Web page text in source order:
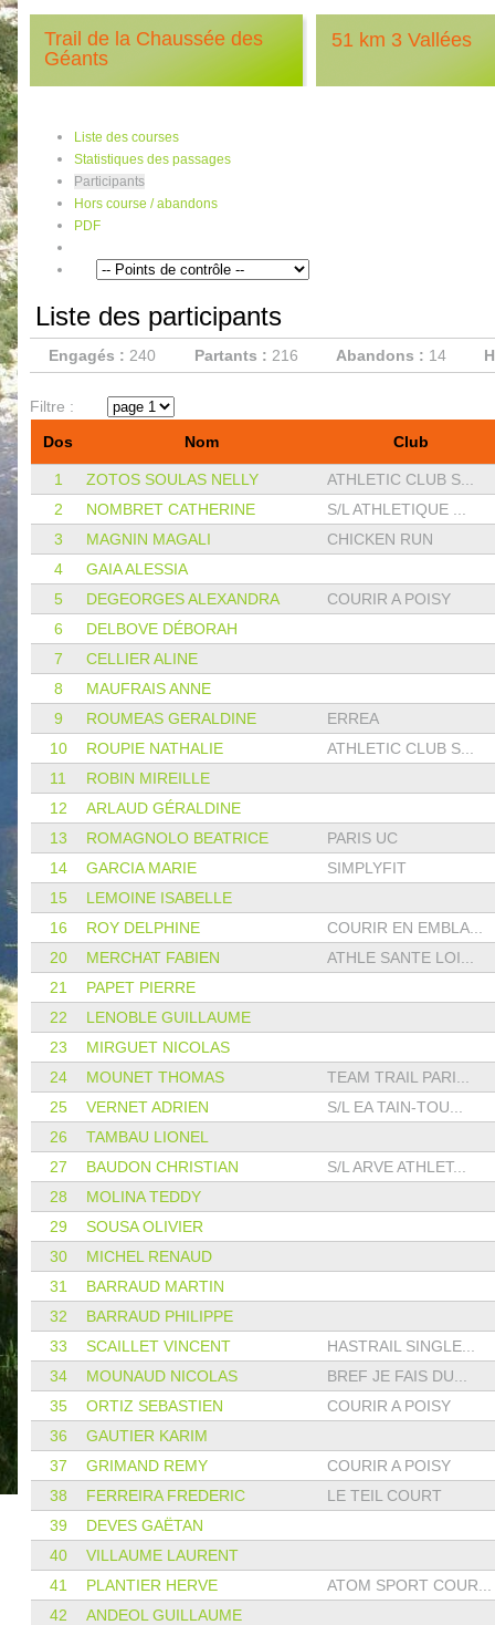
Trail de la Chaussée des
Géants
51 km 3 Vallées
Liste des courses
Statistiques des passages
Participants
Hors course / abandons
PDF
Liste des participants
Engagés : 240 Partants : 216 Abandons : 14
Filtre :
Dos
Nom Club
1 ZOTOS SOULAS NELLY
ATHLETIC CLUB S...
2
NOMBRET CATHERINE
S/L ATHLETIQUE ...
3
MAGNIN MAGALI
CHICKEN RUN
4
GAIA ALESSIA
5
DEGEORGES ALEXANDRA
COURIR A POISY
6
DELBOVE DÉBORAH
7
CELLIER ALINE
8
MAUFRAIS ANNE
9
ROUMEAS GERALDINE
ERREA
10
ROUPIE NATHALIE
ATHLETIC CLUB S...
11
ROBIN MIREILLE
12
ARLAUD GÉRALDINE
13
ROMAGNOLO BEATRICE
PARIS UC
14
GARCIA MARIE
SIMPLYFIT
15
LEMOINE ISABELLE
16
ROY DELPHINE
COURIR EN EMBLA...
20
MERCHAT FABIEN
ATHLE SANTE LOI...
21
PAPET PIERRE
22
LENOBLE GUILLAUME
23
MIRGUET NICOLAS
24
MOUNET THOMAS
TEAM TRAIL PARI...
25
VERNET ADRIEN
S/L EA TAIN-TOU...
26
TAMBAU LIONEL
27
BAUDON CHRISTIAN
S/L ARVE ATHLET...
28
MOLINA TEDDY
29
SOUSA OLIVIER
30
MICHEL RENAUD
31
BARRAUD MARTIN
32
BARRAUD PHILIPPE
33
SCAILLET VINCENT
HASTRAIL SINGLE...
34
MOUNAUD NICOLAS
BREF JE FAIS DU...
35
ORTIZ SEBASTIEN
COURIR A POISY
36
GAUTIER KARIM
37
GRIMAND REMY
COURIR A POISY
38
FERREIRA FREDERIC
LE TEIL COURT
39
DEVES GAËTAN
40
VILLAUME LAURENT
41
PLANTIER HERVE
ATOM SPORT COUR...
42
ANDEOL GUILLAUME